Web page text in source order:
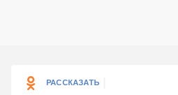
РАССКАЗАТЬ